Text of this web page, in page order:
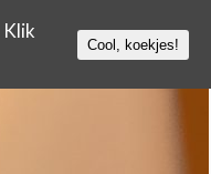
Klik
Cool, koekjes!